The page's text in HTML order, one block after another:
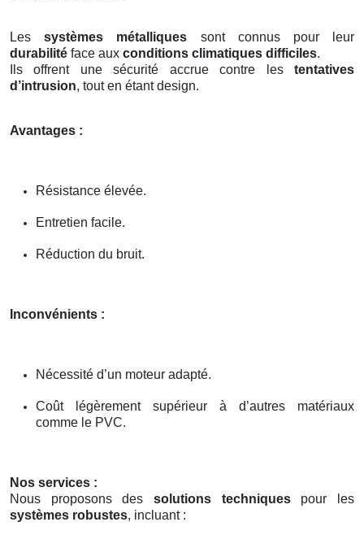
Lessystèmes métalliques sont connus pour leur
durabilité face aux conditions climatiques difficiles.
Ils offrent une sécurité accrue contre les tentatives
d’intrusion, tout en étant design.
Avantages :
Résistance élevée.
Entretien facile.
Réduction du bruit.
Inconvénients :
Nécessité d’un moteur adapté.
Coût légèrement supérieur à d’autres matériaux
comme le PVC.
Nos services :
Nous proposons des solutions techniquespour les
systèmes robustes, incluant :